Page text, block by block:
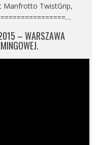
Manfrotto TwistGrip,
– WARSZAWA